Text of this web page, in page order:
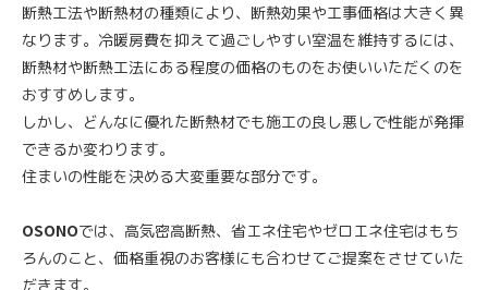
断熱工法や断熱材の種類により、断熱効果や工事価格は大きく異
なります。冷暖房費を抑えて過ごしやすい室温を維持するには、
断熱材や断熱工法にある程度の価格のものをお使いいただくのを
おすすめします。
しかし、どんなに優れた断熱材でも施工の良し悪しで性能が発揮
できるか変わります。
住まいの性能を決める大変重要な部分です。
OSONOでは、高気密高断熱、省エネ住宅やゼロエネ住宅はもち
ろんのこと、価格重視のお客様にも合わせてご提案をさせていた
だきます。